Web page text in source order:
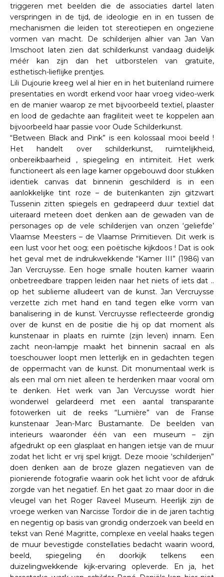
triggeren met beelden die de associaties dartel laten
verspringen in de tijd, de ideologie en in en tussen de
mechanismen die leiden tot stereotiepen en ongeziene
vormen van macht. De schilderijen alhier van Jan Van
Imschoot laten zien dat schilderkunst vandaag duidelijk
méér kan zijn dan het uitborstelen van gratuite,
esthetisch-lieflijke prentjes.
Lili Dujourie kreeg wel al hier en in het buitenland ruimere
presentaties en wordt erkend voor haar vroeg video-werk
en de manier waarop ze met bijvoorbeeld textiel, plaaster
en lood de gedachte aan fragiliteit weet te koppelen aan
bijvoorbeeld haar passie voor Oude Schilderkunst.
“Between Black and Pink” is een kolossaal mooi beeld !
Het handelt over schilderkunst, ruimtelijkheid,
onbereikbaarheid , spiegeling en intimiteit. Het werk
functioneert als een lage kamer opgebouwd door stukken
identiek canvas dat binnenin geschilderd is in een
aanlokkelijke tint roze – de buitenkanten zijn gitzwart
Tussenin zitten spiegels en gedrapeerd duur textiel dat
uiteraard meteen doet denken aan de gewaden van de
personages op de vele schilderijen van onzen ‘geliefde’
Vlaamse Meesters – de Vlaamse Primitieven. Dit werk is
een lust voor het oog; een poëtische kijkdoos ! Dat is ook
het geval met de indrukwekkende “Kamer III” (1986) van
Jan Vercruysse. Een hoge smalle houten kamer waarin
onbetreedbare trappen leiden naar het niets of iets dat ..
op het sublieme alludeert van de kunst. Jan Vercruysse
verzette zich met hand en tand tegen elke vorm van
banalisering in de kunst. Vercruysse reflecteerde grondig
over de kunst en de positie die hij op dat moment als
kunstenaar in plaats en ruimte (zijn leven) innam. Een
zacht neon-lampje maakt het binnenin sacraal en als
toeschouwer loopt men letterlijk en in gedachten tegen
de oppermacht van de kunst. Dit monumentaal werk is
als een mal om niet alleen te herdenken maar vooral om
te denken. Het werk van Jan Vercuysse wordt hier
wonderwel gelardeerd met een aantal transparante
fotowerken uit de reeks “Lumière” van de Franse
kunstenaar Jean-Marc Bustamante. De beelden van
interieurs waaronder één van een museum – zijn
afgedrukt op een glasplaat en hangen ietsje van de muur
zodat het licht er vrij spel krijgt. Deze mooie ‘schilderijen”
doen denken aan de broze glazen negatieven van de
pionierende fotografie waarin ook het licht voor de afdruk
zorgde van het negatief. En het gaat zo maar door in die
vleugel van het Roger Raveel Museum. Heerlijk zijn de
vroege werken van Narcisse Tordoir die in de jaren tachtig
en negentig op basis van grondig onderzoek van beeld en
tekst van René Magritte, complexe en veelal haaks tegen
de muur bevestigde constellaties bedacht waarin woord,
beeld, spiegeling én doorkijk telkens een
duizelingwekkende kijk-ervaring opleverde. En ja, het